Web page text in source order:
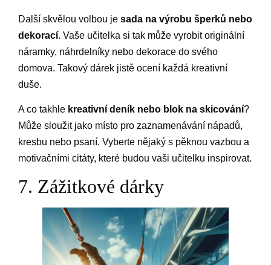
Další skvělou volbou je sada na výrobu šperků nebo
dekorací. Vaše učitelka si tak může vyrobit originální
náramky, náhrdelníky nebo dekorace do svého
domova. Takový dárek jistě ocení každá kreativní
duše.
A co takhle kreativní deník nebo blok na skicování?
Může sloužit jako místo pro zaznamenávání nápadů,
kresbu nebo psaní. Vyberte nějaký s pěknou vazbou a
motivačními citáty, které budou vaši učitelku inspirovat.
7. Zážitkové dárky